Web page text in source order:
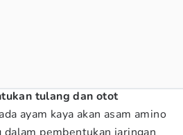
tulang dan otot
ayam kaya akan asam amino